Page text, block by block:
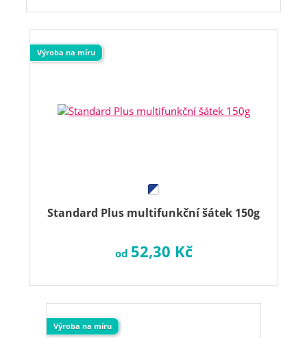
Standard Plus multifunkční šátek 150g
Výroba na míru
od 52,30 Kč
Výroba na míru